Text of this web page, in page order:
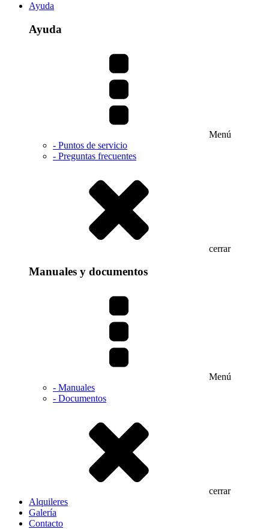
Ayuda
Ayuda
Menú
- Puntos de servicio
- Preguntas frecuentes
cerrar
Manuales y documentos
Menú
- Manuales
- Documentos
cerrar
Alquileres
Galería
Contacto